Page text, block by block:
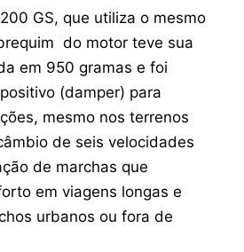
GS, que utiliza o mesmo
do motor teve sua
em 950 gramas e foi
(damper) para
mesmo nos terrenos
de seis velocidades
de marchas que
em viagens longas e
urbanos ou fora de